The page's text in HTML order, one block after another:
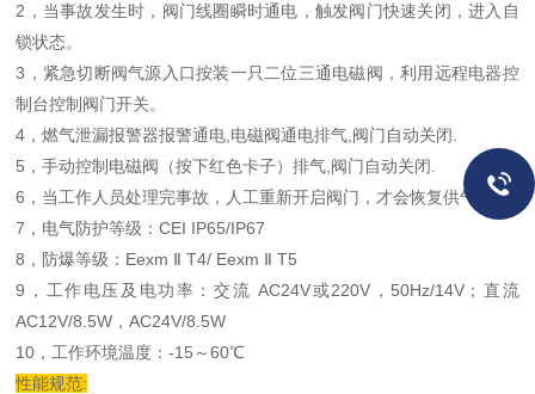
2，当事故发生时，阀门线圈瞬时通电，触发阀门快速关闭，进入自
锁状态。
3，紧急切断阀气源入口按装一只二位三通电磁阀，利用远程电器控
制台控制阀门开关。
4，燃气泄漏报警器报警通电,电磁阀通电排气,阀门自动关闭.
5，手动控制电磁阀（按下红色卡子）排气,阀门自动关闭.
6，当工作人员处理完事故，人工重新开启阀门，才会恢复供气。
7，电气防护等级：CEI IP65/IP67
8，防爆等级：Eexm Ⅱ T4/ Eexm Ⅱ T5
9，工作电压及电功率：交流 AC24V或220V，50Hz/14V；直流
AC12V/8.5W，AC24V/8.5W
10，工作环境温度：-15～60℃
性能规范: